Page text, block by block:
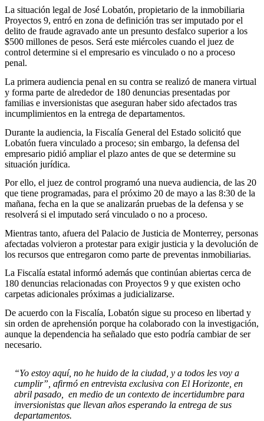
La situación legal de José Lobatón, propietario de la inmobiliaria
Proyectos 9, entró en zona de definición tras ser imputado por el
delito de fraude agravado ante un presunto desfalco superior a los
$500 millones de pesos. Será este miércoles cuando el juez de
control determine si el empresario es vinculado o no a proceso
penal.
La primera audiencia penal en su contra se realizó de manera virtual
y forma parte de alrededor de 180 denuncias presentadas por
familias e inversionistas que aseguran haber sido afectados tras
incumplimientos en la entrega de departamentos.
Durante la audiencia, la Fiscalía General del Estado solicitó que
Lobatón fuera vinculado a proceso; sin embargo, la defensa del
empresario pidió ampliar el plazo antes de que se determine su
situación jurídica.
Por ello, el juez de control programó una nueva audiencia, de las 20
que tiene programadas, para el próximo 20 de mayo a las 8:30 de la
mañana, fecha en la que se analizarán pruebas de la defensa y se
resolverá si el imputado será vinculado o no a proceso.
Mientras tanto, afuera del Palacio de Justicia de Monterrey, personas
afectadas volvieron a protestar para exigir justicia y la devolución de
los recursos que entregaron como parte de preventas inmobiliarias.
La Fiscalía estatal informó además que continúan abiertas cerca de
180 denuncias relacionadas con Proyectos 9 y que existen ocho
carpetas adicionales próximas a judicializarse.
De acuerdo con la Fiscalía, Lobatón sigue su proceso en libertad y
sin orden de aprehensión porque ha colaborado con la investigación,
aunque la dependencia ha señalado que esto podría cambiar de ser
necesario.
“Yo estoy aquí, no he huido de la ciudad, y a todos les voy a
cumplir”, afirmó en entrevista exclusiva con El Horizonte, en
abril pasado, en medio de un contexto de incertidumbre para
inversionistas que llevan años esperando la entrega de sus
departamentos.